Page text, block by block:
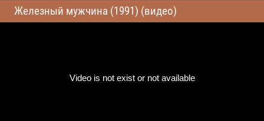
Железный мужчина (1991) (видео)